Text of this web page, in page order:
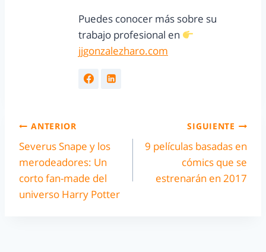
Puedes conocer más sobre su
trabajo profesional en
jjgonzalezharo.com
ANTERIOR
Severus Snape y los
merodeadores: Un
corto fan-made del
universo Harry Potter
SIGUIENTE
9 películas basadas en
cómics que se
estrenarán en 2017